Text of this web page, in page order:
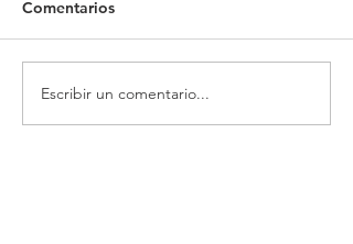
Comentarios
Escribir un comentario...